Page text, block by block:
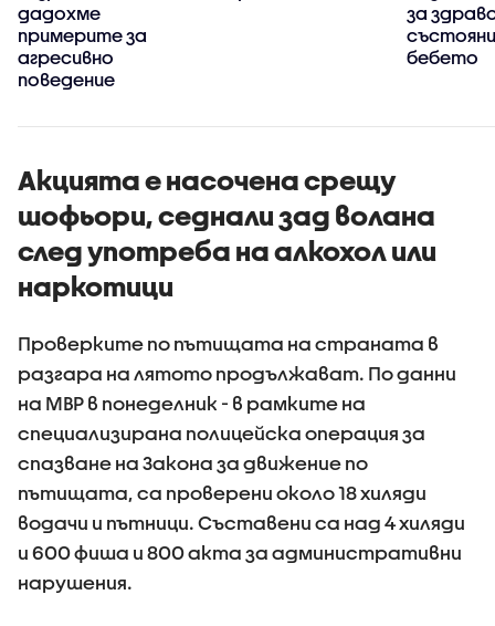
дадохме
примерите за
агресивно
поведение
за
бебето
Акцията е насочена срещу
шофьори, седнали зад волана
след употреба на алкохол или
наркотици
Проверките по пътищата на страната в
разгара на лятото продължават. По данни
на МВР в понеделник - в рамките на
специализирана полицейска операция за
спазване на Закона за движение по
пътищата, са проверени около 18 хиляди
водачи и пътници. Съставени са над 4 хиляди
и 600 фиша и 800 акта за административни
нарушения.